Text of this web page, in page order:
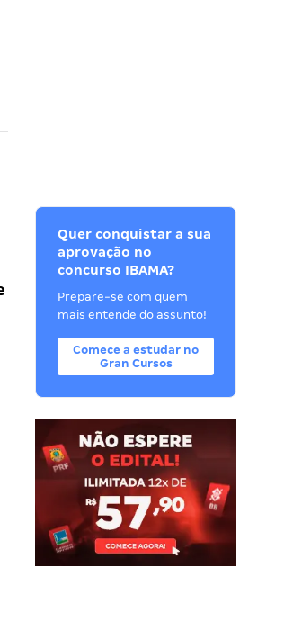
Quer conquistar a sua
aprovação no
concurso IBAMA?
Prepare-se com quem
mais entende do assunto!
Comece a estudar no
Gran Cursos